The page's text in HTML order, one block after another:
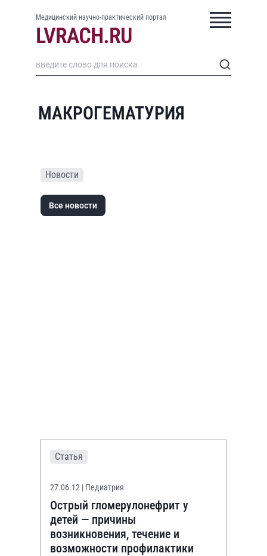
Медицинский научно-практический портал
МАКРОГЕМАТУРИЯ
Новости
Все новости
Статья
27.06.12 | Педиатрия
Острый гломерулонефрит у
детей — причины
возникновения, течение и
возможности профилактики